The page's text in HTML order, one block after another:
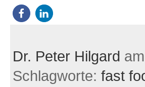
Dr. Peter Hilgard
Schlagworte: fast